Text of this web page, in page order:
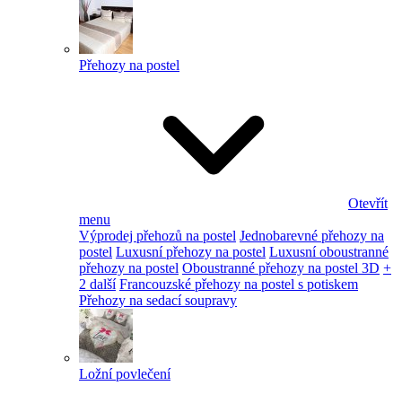
Přehozy na postel
Otevřít
menu
Výprodej přehozů na postel Jednobarevné přehozy na
postel Luxusní přehozy na postel Luxusní oboustranné
přehozy na postel Oboustranné přehozy na postel 3D +
2 další Francouzské přehozy na postel s potiskem
Přehozy na sedací soupravy
Ložní povlečení